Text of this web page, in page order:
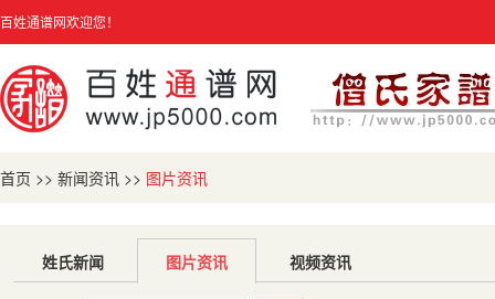
百姓通谱网欢迎您！
首页 >> 新闻资讯 >> 图片资讯
姓氏新闻 图片资讯 视频资讯